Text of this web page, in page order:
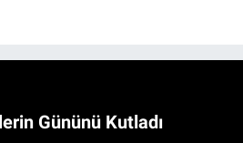
Gününü Kutladı